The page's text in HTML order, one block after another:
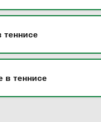
в теннисе